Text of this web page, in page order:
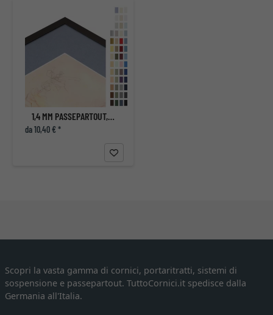
1,4 MM PASSEPARTOUT, DIMENSIONI INTERNE SU MISURA
da 10,40 € *
Scopri la vasta gamma di cornici, portaritratti, sistemi di
sospensione e passepartout. TuttoCornici.it spedisce dalla
Germania all'Italia.